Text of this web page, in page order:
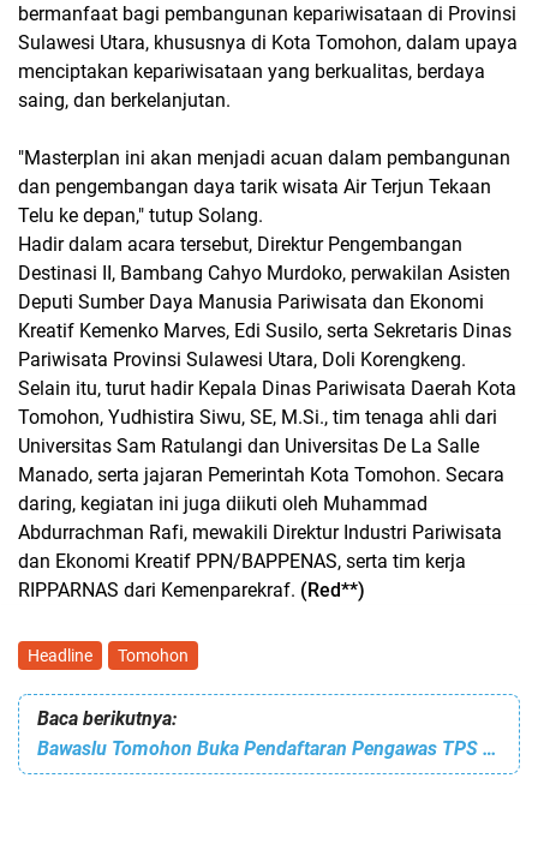
bermanfaat bagi pembangunan kepariwisataan di Provinsi
Sulawesi Utara, khususnya di Kota Tomohon, dalam upaya
menciptakan kepariwisataan yang berkualitas, berdaya
saing, dan berkelanjutan.
"Masterplan ini akan menjadi acuan dalam pembangunan
dan pengembangan daya tarik wisata Air Terjun Tekaan
Telu ke depan," tutup Solang.
Hadir dalam acara tersebut, Direktur Pengembangan
Destinasi II, Bambang Cahyo Murdoko, perwakilan Asisten
Deputi Sumber Daya Manusia Pariwisata dan Ekonomi
Kreatif Kemenko Marves, Edi Susilo, serta Sekretaris Dinas
Pariwisata Provinsi Sulawesi Utara, Doli Korengkeng.
Selain itu, turut hadir Kepala Dinas Pariwisata Daerah Kota
Tomohon, Yudhistira Siwu, SE, M.Si., tim tenaga ahli dari
Universitas Sam Ratulangi dan Universitas De La Salle
Manado, serta jajaran Pemerintah Kota Tomohon. Secara
daring, kegiatan ini juga diikuti oleh Muhammad
Abdurrachman Rafi, mewakili Direktur Industri Pariwisata
dan Ekonomi Kreatif PPN/BAPPENAS, serta tim kerja
RIPPARNAS dari Kemenparekraf. (Red**)
Headline Tomohon
Baca berikutnya:
Bawaslu Tomohon Buka Pendaftaran Pengawas TPS untuk Pilkada 2024